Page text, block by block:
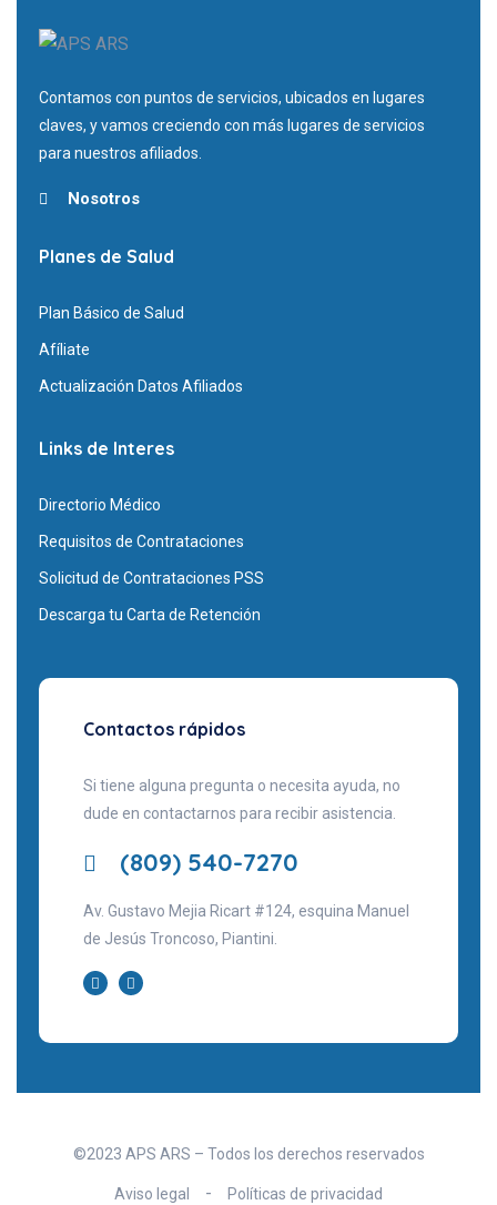
Contamos con puntos de servicios, ubicados en lugares
claves, y vamos creciendo con más lugares de servicios
para nuestros afiliados.
Nosotros
Planes de Salud
Plan Básico de Salud
Afíliate
Actualización Datos Afiliados
Links de Interes
Directorio Médico
Requisitos de Contrataciones
Solicitud de Contrataciones PSS
Descarga tu Carta de Retención
Contactos rápidos
Si tiene alguna pregunta o necesita ayuda, no
dude en contactarnos para recibir asistencia.
(809) 540-7270
Av. Gustavo Mejia Ricart #124, esquina Manuel
de Jesús Troncoso, Piantini.
©2023 APS ARS – Todos los derechos reservados
Aviso legal Políticas de privacidad